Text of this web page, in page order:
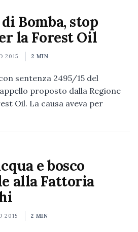
Bomba, stop
la Forest Oil
2015 2 MIN
sentenza 2495/15 del
proposto dalla Regione
Oil. La causa aveva per
e bosco
alla Fattoria
2015 2 MIN